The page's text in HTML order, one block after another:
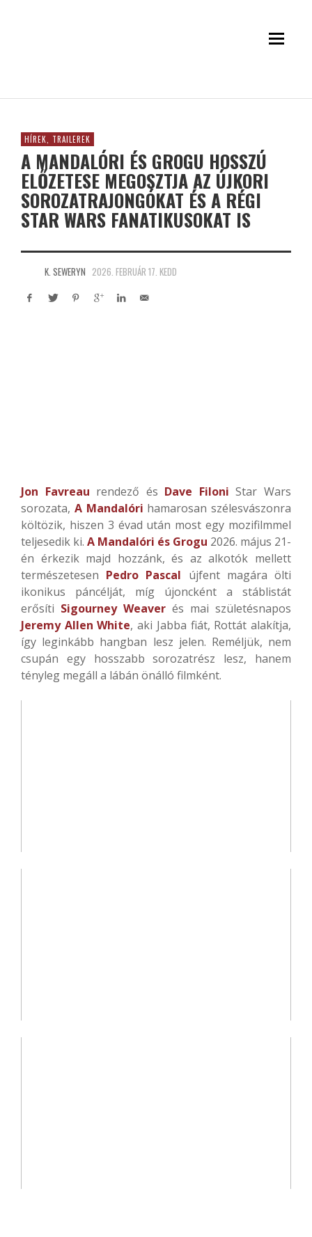
HÍREK, TRAILEREK
A MANDALÓRI ÉS GROGU HOSSZÚ
ELŐZETESE MEGOSZTJA AZ ÚJKORI
SOROZATRAJONGÓKAT ÉS A RÉGI
STAR WARS FANATIKUSOKAT IS
K. SEWERYN 2026. FEBRUÁR 17. KEDD
Jon Favreau rendező és Dave Filoni Star Wars
sorozata, A Mandalóri hamarosan szélesvászonra
költözik, hiszen 3 évad után most egy mozifilmmel
teljesedik ki. A Mandalóri és Grogu 2026. május 21-
én érkezik majd hozzánk, és az alkotók mellett
természetesen Pedro Pascal újfent magára ölti
ikonikus páncélját, míg újoncként a stáblistát
erősíti Sigourney Weaver és mai születésnapos
Jeremy Allen White, aki Jabba fiát, Rottát alakítja,
így leginkább hangban lesz jelen. Reméljük, nem
csupán egy hosszabb sorozatrész lesz, hanem
tényleg megáll a lábán önálló filmként.